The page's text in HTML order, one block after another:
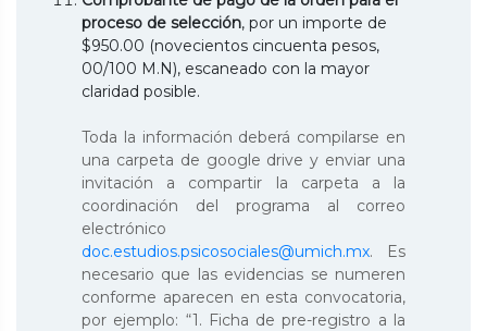
proceso de selección, por un importe de
$950.00 (novecientos cincuenta pesos,
00/100 M.N), escaneado con la mayor
claridad posible.
Toda la información deberá compilarse en
una carpeta de google drive y enviar una
invitación a compartir la carpeta a la
coordinación del programa al correo
electrónico
doc.estudios.psicosociales@umich.mx. Es
necesario que las evidencias se numeren
conforme aparecen en esta convocatoria,
por ejemplo: “1. Ficha de pre-registro a la